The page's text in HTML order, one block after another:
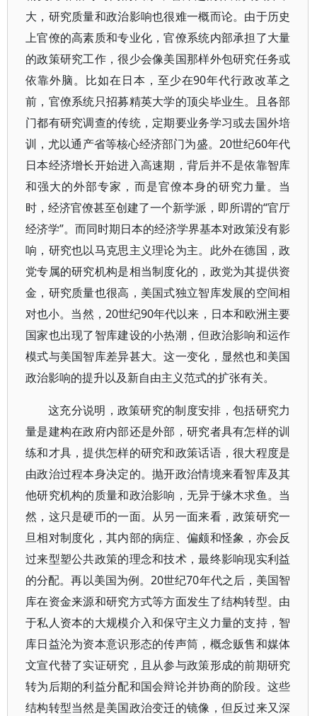
大，研究质量和政治影响也很难一概而论。由于历史
上官僚的高素质和专业化，官僚系统内部承担了大量
的政策研究工作，很少会像美国那样外包研究任务或
依靠外脑。比如在日本，至少在90年代行政改革之
前，官僚系统只招募精英大学的顶尖毕业生。且各部
门都有研究调查的传统，定期要业务学习或去国外培
训，尤以通产省等核心经济部门为盛。20世纪60年代
日本经济增长开始进入高速期，背后并不是依靠智库
和强大的外部专家，而是官僚本身的研究力量。当
时，经济官僚甚至创建了一个新学派，即所谓的“官厅
经济学”。而同时期日本的经济学界基本对政策没有影
响，研究也以马克思主义理论为主。此外在德国，政
党专属的研究机构是相当制度化的，政党为其提供资
金，研究质量也很高，美国式独立智库发展的空间相
对也小。当然，20世纪90年代以来，日本和欧洲主要
国家也出现了智库建设的小热潮，但政治影响和运作
模式与美国智库差异甚大。这一变化，显然也和美国
政治影响的提升以及新自由主义范式的扩张有关。
这充分说明，政策研究的制度安排，包括研究力
量是建构在政府内部还是外部，研究者具有怎样的训
练和才具，提供怎样的研究和政策话语，很大程度是
由政治过程本身决定的。抛开政治情境来看智库及其
他研究机构的质量和政治影响，无异于缘木求鱼。当
然，这只是硬币的一面。从另一面来看，政策研究一
旦相对制度化，其内部的病症、偏颇和怪象，亦会反
过来型塑公共政策的理念和技术，最终影响现实利益
的分配。再以美国为例。20世纪70年代之后，美国智
库在资金来源和研究方式等方面发生了结构转型。由
于私人资本的大规模介入和保守主义力量的支持，智
库日益沦为资本意识形态的传声筒，概念贩售和媒体
文宣代替了实证研究，且从参与政策形成的前期研究
转为后期的利益分配和国会辩论并协商的阶段。这些
结构转型当然是美国政治变迁的镜像，但反过来又深